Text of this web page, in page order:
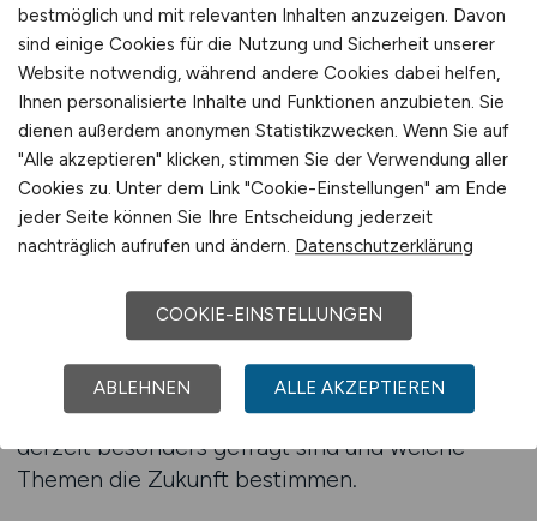
Start-ups, die sich mit Flugzeugentwicklung,
Satellitentechnik oder Raumfahrtforschung
befassen.
Mit dem Jobfinder können Bewerber die Suche
nach Region, Spezialisierung oder
Erfahrungsstufe eingrenzen. So lassen sich
gezielt die Positionen finden, die den eigenen
Karriereplänen entsprechen – ob im Bereich
Konstruktion, Projektmanagement oder
Antriebstechnik. Besonders hilfreich ist der
Überblick über aktuelle Branchentrends:
Fachkräfte erfahren, welche Technologien
derzeit besonders gefragt sind und welche
Themen die Zukunft bestimmen.
bestmöglich und mit relevanten Inhalten anzuzeigen. Davon
sind einige Cookies für die Nutzung und Sicherheit unserer
Website notwendig, während andere Cookies dabei helfen,
Ihnen personalisierte Inhalte und Funktionen anzubieten. Sie
dienen außerdem anonymen Statistikzwecken. Wenn Sie auf
"Alle akzeptieren" klicken, stimmen Sie der Verwendung aller
Cookies zu. Unter dem Link "Cookie-Einstellungen" am Ende
jeder Seite können Sie Ihre Entscheidung jederzeit
nachträglich aufrufen und ändern. Datenschutzerklärung
COOKIE-EINSTELLUNGEN
ABLEHNEN ALLE AKZEPTIEREN